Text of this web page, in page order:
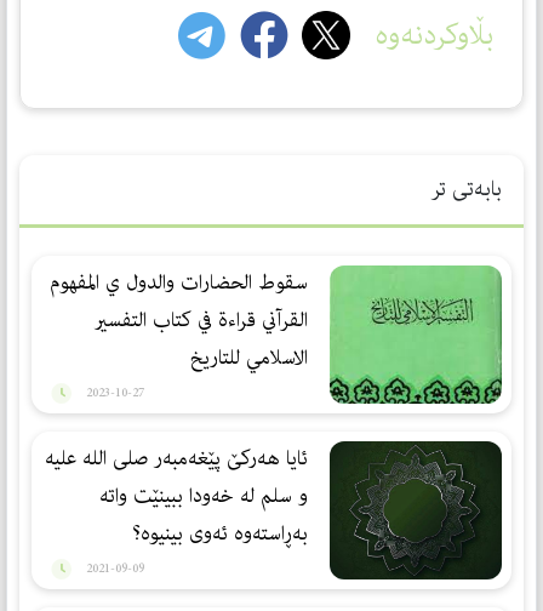
بڵاوکردنەوە
بابەتی تر
سقوط الحضارات والدول ي المفهوم
القرآني قراءة في كتاب التفسير
الاسلامي للتاريخ
2023-10-27
ئایا هەركێ پێغەمبەر صلی الله علیه
و سلم لە خەودا ببینێت واتە
بەڕاستەوە ئەوی بینیوە؟
2021-09-09